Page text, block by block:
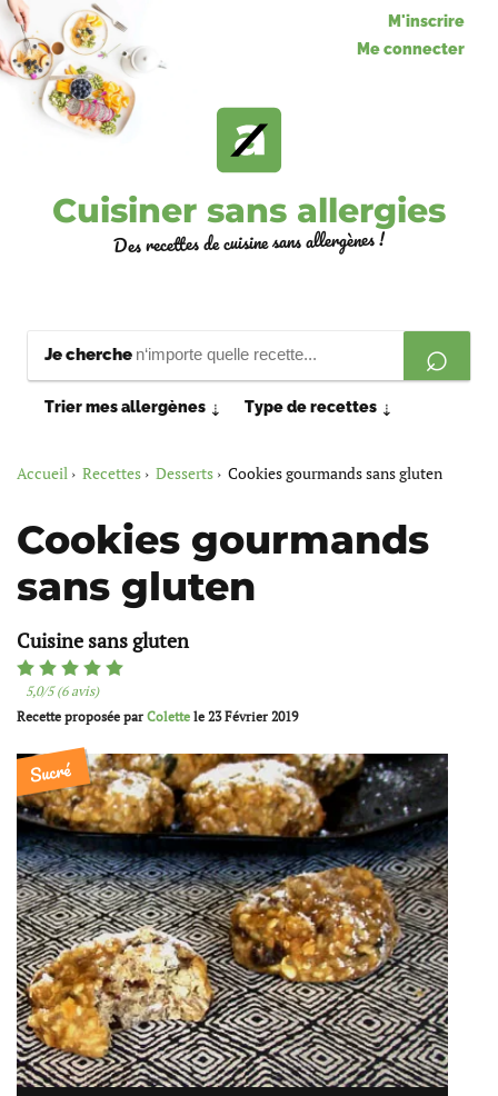
M'inscrire
Me connecter
Cuisiner sans allergies
Des recettes de cuisine sans allergènes !
Je cherche
Trier mes allergènes ⇣ Type de recettes ⇣
Accueil Recettes Desserts Cookies gourmands sans gluten
Cookies gourmands
sans gluten
Cuisine sans gluten
5,0/5 (6 avis)
Recette proposée par Colette le 23 Février 2019
Sucré